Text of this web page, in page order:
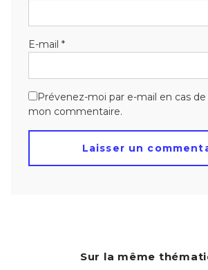
E-mail *
Prévenez-moi par e-mail en cas
mon commentaire.
Sur la même